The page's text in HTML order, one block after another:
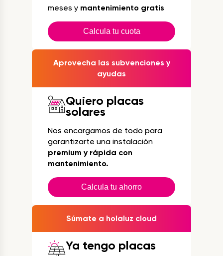
meses y mantenimiento gratis
Calcula tu cuota
Aprovecha las subvenciones y
ayudas
Quiero placas
solares
Nos encargamos de todo para
garantizarte una instalación
premium y rápida con
mantenimiento.
Calcula tu ahorro
Súmate a holaluz cloud
Ya tengo placas